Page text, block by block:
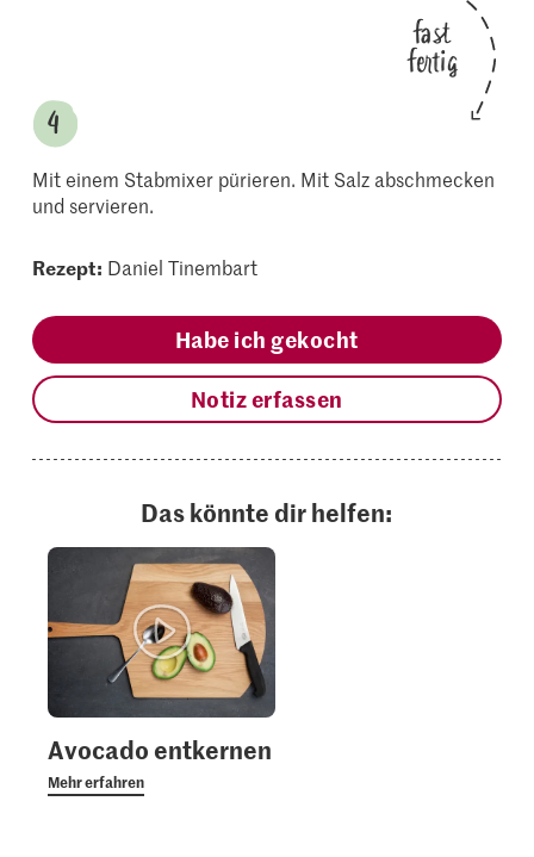
fast
fertig
Mit einem Stabmixer pürieren. Mit Salz abschmecken
und servieren.
Rezept: Daniel Tinembart
Habe ich gekocht
Notiz erfassen
Das könnte dir helfen:
Avocado entkernen
Mehr erfahren